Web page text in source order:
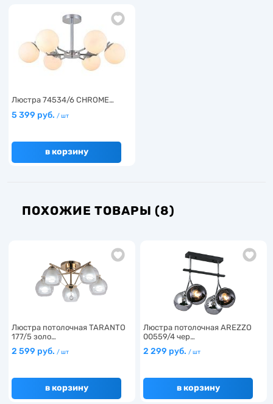
Люстра 74534/6 CHROME…
5 399 руб. / шт
в корзину
ПОХОЖИЕ ТОВАРЫ (8)
Люстра потолочная TARANTO
177/5 золо…
2 599 руб. / шт
в корзину
Люстра потолочная AREZZO
00559/4 чер…
2 299 руб. / шт
в корзину